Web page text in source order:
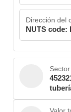
Dirección del
NUTS code: